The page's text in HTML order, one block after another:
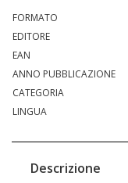
FORMATO
EDITORE
EAN
ANNO PUBBLICAZIONE
CATEGORIA
LINGUA
Descrizione